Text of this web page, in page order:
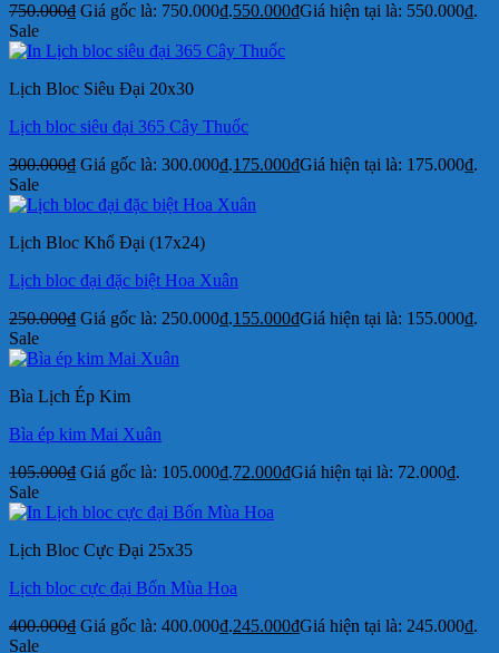
750.000₫ Giá gốc là: 750.000₫.550.000₫Giá hiện tại là: 550.000₫.
Sale
Lịch Bloc Siêu Đại 20x30
Lịch bloc siêu đại 365 Cây Thuốc
300.000₫ Giá gốc là: 300.000₫.175.000₫Giá hiện tại là: 175.000₫.
Sale
Lịch Bloc Khổ Đại (17x24)
Lịch bloc đại đặc biệt Hoa Xuân
250.000₫ Giá gốc là: 250.000₫.155.000₫Giá hiện tại là: 155.000₫.
Sale
Bìa Lịch Ép Kim
Bìa ép kim Mai Xuân
105.000₫ Giá gốc là: 105.000₫.72.000₫Giá hiện tại là: 72.000₫.
Sale
Lịch Bloc Cực Đại 25x35
Lịch bloc cực đại Bốn Mùa Hoa
400.000₫ Giá gốc là: 400.000₫.245.000₫Giá hiện tại là: 245.000₫.
Sale